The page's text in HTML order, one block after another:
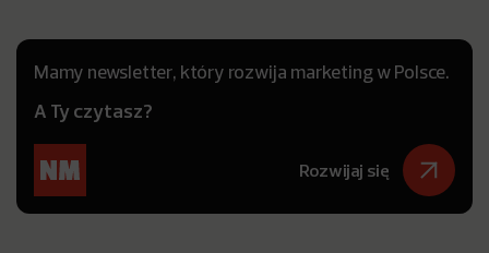
Mamy newsletter, który rozwija marketing w Polsce.
A Ty czytasz?
Rozwijaj się